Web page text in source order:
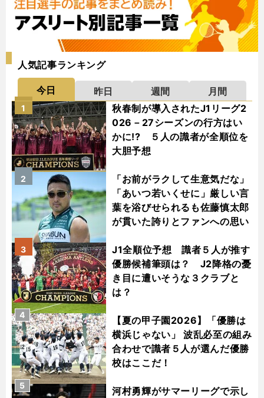
人気記事ランキング
今日 昨日 週間
月間
秋春制が導入されたJ1リーグ2
026－27シーズンの行方はい
かに!? ５人の識者が全順位を
大胆予想
1
「お前がラクして生意気だな」
「あいつ若いくせに」厳しい言
葉を浴びせられるも佐藤慎太郎
が貫いた誇りとファンへの思い
2
J1全順位予想 識者５人が推す
優勝候補筆頭は？ J2降格の憂
き目に遭いそうな３クラブと
は？
3
【夏の甲子園2026】「優勝は
横浜じゃない」 波乱必至の組み
合わせで識者５人が選んだ優勝
校はここだ！
4
河村勇輝がサマーリーグで示し
5